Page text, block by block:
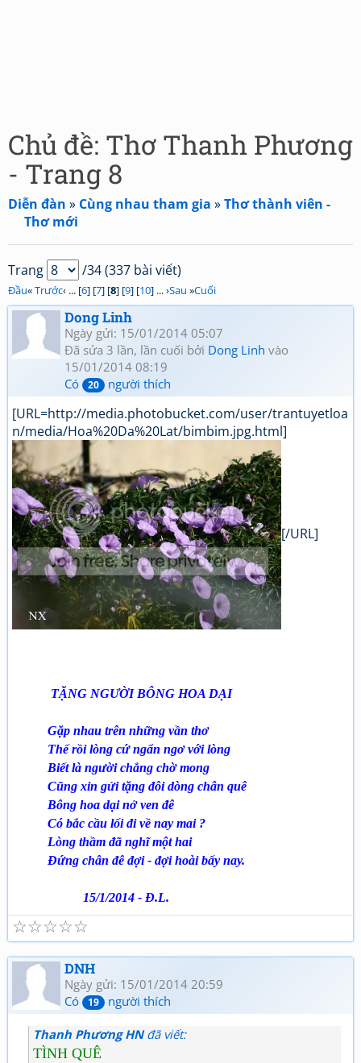
Chủ đề: Thơ Thanh Phương
- Trang 8
Diễn đàn » Cùng nhau tham gia »Thơ thành viên -
Thơ mới
Trang /34 (337 bài viết)
Đầu«Trước‹ ... [6] [7] [8] [9] [10] ... ›Sau »Cuối
Dong Linh
Ngày gửi: 15/01/2014 05:07
Đã sửa 3 lần, lần cuối bởi Dong Linh vào
15/01/2014 08:19
Có
20 người thích
[URL=http://media.photobucket.com/user/trantuyetloa
n/media/Hoa%20Da%20Lat/bimbim.jpg.html]
[/URL]
TẶNG NGƯỜI BÔNG HOA DẠI
Gặp nhau trên những vần thơ
Thế rồi lòng cứ ngẩn ngơ với lòng
Biết là người chẳng chờ mong
Cũng xin gửi tặng đôi dòng chân quê
Bông hoa dại nở ven đê
Có bắc cầu lối đi về nay mai ?
Lòng thầm đã nghĩ một hai
Đứng chân đê đợi - đợi hoài bấy nay.
15/1/2014 - Đ.L.
☆
☆
☆
☆
☆
DNH
Ngày gửi: 15/01/2014 20:59
Có
19 người thích
Thanh Phương HNđã viết:
TÌNH QUÊ